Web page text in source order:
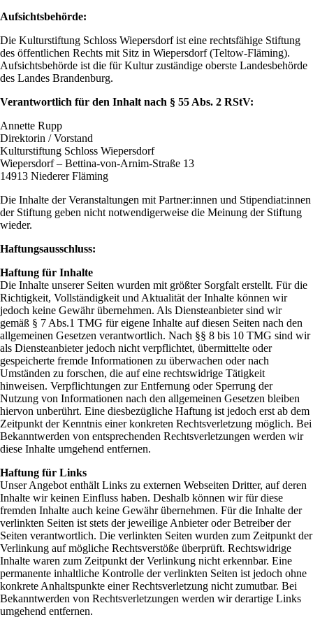
Aufsichtsbehörde:
Die Kulturstiftung Schloss Wiepersdorf ist eine rechtsfähige Stiftung
des öffentlichen Rechts mit Sitz in Wiepersdorf (Teltow-Fläming).
Aufsichtsbehörde ist die für Kultur zuständige oberste Landesbehörde
des Landes Brandenburg.
Verantwortlich für den Inhalt nach § 55 Abs. 2 RStV:
Annette Rupp
Direktorin / Vorstand
Kulturstiftung Schloss Wiepersdorf
Wiepersdorf – Bettina-von-Arnim-Straße 13
14913 Niederer Fläming
Die Inhalte der Veranstaltungen mit Partner:innen und Stipendiat:innen
der Stiftung geben nicht notwendigerweise die Meinung der Stiftung
wieder.
Haftungsausschluss:
Haftung für Inhalte
Die Inhalte unserer Seiten wurden mit größter Sorgfalt erstellt. Für die
Richtigkeit, Vollständigkeit und Aktualität der Inhalte können wir
jedoch keine Gewähr übernehmen. Als Diensteanbieter sind wir
gemäß § 7 Abs.1 TMG für eigene Inhalte auf diesen Seiten nach den
allgemeinen Gesetzen verantwortlich. Nach §§ 8 bis 10 TMG sind wir
als Diensteanbieter jedoch nicht verpflichtet, übermittelte oder
gespeicherte fremde Informationen zu überwachen oder nach
Umständen zu forschen, die auf eine rechtswidrige Tätigkeit
hinweisen. Verpflichtungen zur Entfernung oder Sperrung der
Nutzung von Informationen nach den allgemeinen Gesetzen bleiben
hiervon unberührt. Eine diesbezügliche Haftung ist jedoch erst ab dem
Zeitpunkt der Kenntnis einer konkreten Rechtsverletzung möglich. Bei
Bekanntwerden von entsprechenden Rechtsverletzungen werden wir
diese Inhalte umgehend entfernen.
Haftung für Links
Unser Angebot enthält Links zu externen Webseiten Dritter, auf deren
Inhalte wir keinen Einfluss haben. Deshalb können wir für diese
fremden Inhalte auch keine Gewähr übernehmen. Für die Inhalte der
verlinkten Seiten ist stets der jeweilige Anbieter oder Betreiber der
Seiten verantwortlich. Die verlinkten Seiten wurden zum Zeitpunkt der
Verlinkung auf mögliche Rechtsverstöße überprüft. Rechtswidrige
Inhalte waren zum Zeitpunkt der Verlinkung nicht erkennbar. Eine
permanente inhaltliche Kontrolle der verlinkten Seiten ist jedoch ohne
konkrete Anhaltspunkte einer Rechtsverletzung nicht zumutbar. Bei
Bekanntwerden von Rechtsverletzungen werden wir derartige Links
umgehend entfernen.